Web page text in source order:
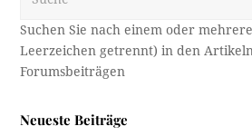
Neueste Beiträge